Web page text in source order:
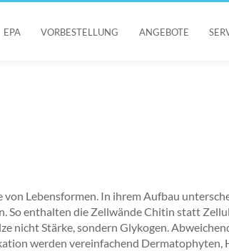
EPA VORBESTELLUNG ANGEBOTE
von Lebensformen. In ihrem Aufbau
So enthalten die Zellwände Chitin statt
nicht Stärke, sondern Glykogen.
werden vereinfachend Dermatophyten,